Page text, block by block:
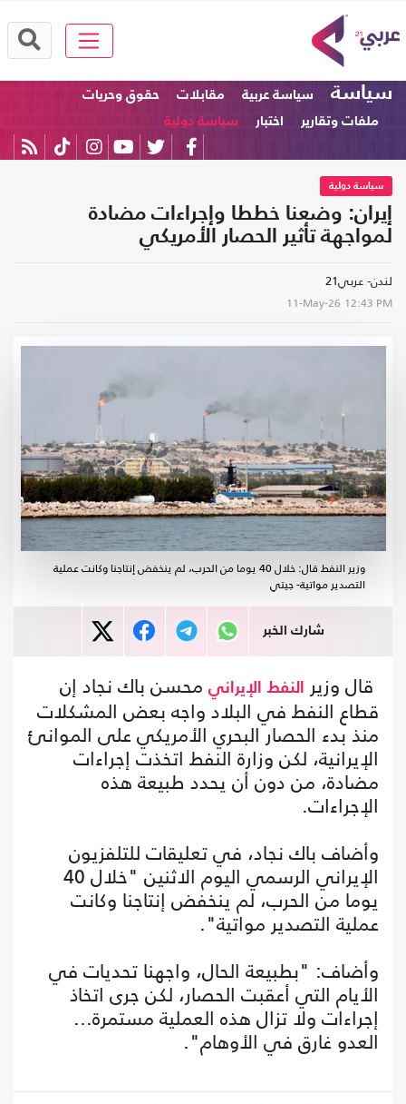
سياسة سياسة عربية مقابلات
حقوق وحريات
ملفات وتقارير
اختبار سياسة دولية
سياسة دولية
إيران: وضعنا خططا وإجراءات مضادة
لمواجهة تأثير الحصار الأمريكي
لندن- عربي21
11-May-26 12:43 PM
وزير النفط قال: خلال 40 يوما من الحرب، لم ينخفض إنتاجنا وكانت عملية
التصدير مواتية- جيتي
شارك الخبر
قال وزير النفط الإيراني محسن باك نجاد إن
قطاع النفط في البلاد واجه بعض المشكلات
منذ بدء الحصار البحري الأمريكي على الموانئ
الإيرانية، لكن وزارة النفط اتخذت إجراءات
مضادة، من دون أن يحدد طبيعة هذه
الإجراءات.
وأضاف باك نجاد، في تعليقات للتلفزيون
الإيراني الرسمي اليوم الاثنين "خلال 40
يوما من الحرب، لم ينخفض إنتاجنا وكانت
عملية التصدير مواتية".
وأضاف: "بطبيعة الحال، واجهنا تحديات في
الأيام التي أعقبت الحصار، لكن جرى اتخاذ
إجراءات ولا تزال هذه العملية مستمرة...
العدو غارق في الأوهام".